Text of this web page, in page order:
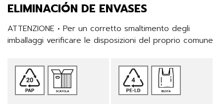
ELIMINACIÓN DE ENVASES
ATTENZIONE • Per un corretto smaltimento degli
imballaggi verificare le disposizioni del proprio comune